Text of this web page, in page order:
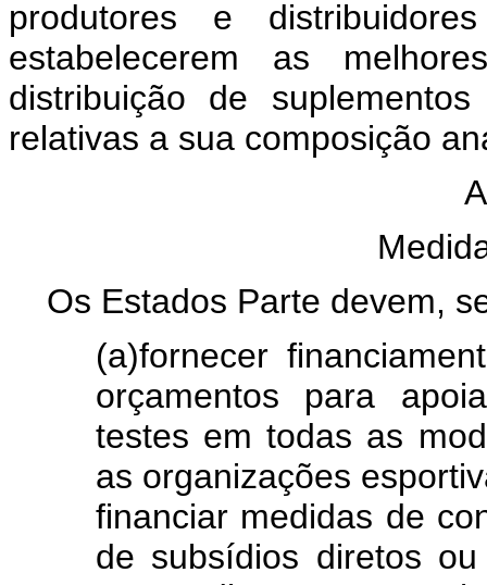
produtores e
estabelecerem as
distribuição de
relativas a sua composição
Os Estados Parte devem,
(a)fornecer
orçamentos para
testes em todas as
as organizações
financiar medidas de
de subsídios diretos